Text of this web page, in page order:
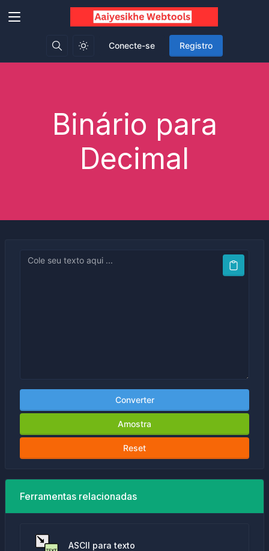
Conecte-se Registro
Binário para
Decimal
Converter
Amostra
Reset
Ferramentas relacionadas
ASCII para texto